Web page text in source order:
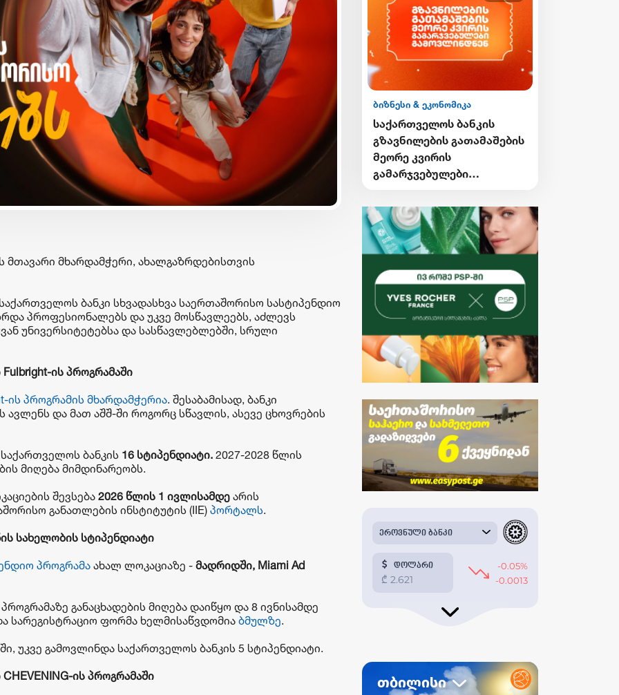
მხარდამჭერი, ახალგაზრდებისთვის
ბანკი სხვადასხვა საერთაშორისო სასტიპენდიო
პროფესიონალებს და უკვე მოსწავლეებს, აძლევს
უნივერსიტეტებსა და სასწავლებლებში, სრული
Fulbright-ის პროგრამაში
ის პროგრამის მხარდამჭერია. შესაბამისად, ბანკი
და მათ აშშ-ში როგორც სწავლის, ასევე ცხოვრების
ბანკის 16 სტიპენდიატი. 2027-2028 წლის
მიღება მიმდინარეობს.
შევსება2026 წლის 1 ივლისამდე არის
განათლების ინსტიტუტის (IIE) პორტალს.
სახელობის სტიპენდიატი
პროგრამაახალ ლოკაციაზე - მადრიდში, Miami Ad
განაცხადების მიღება დაიწყო და 8 ივნისამდე
სარეგისტრაციო ფორმა ხელმისაწვდომია ბმულზე.
უკვე გამოვლინდა საქართველოს ბანკის 5 სტიპენდიატი.
CHEVENING-ის პროგრამაში
ბიზნესი & ეკონომიკა
Wine Square X Lunatic
ერთმანეთის
მხარდასაჭერად | მცირე
ბიზნესის ჯაჭვი
გრძელდება
ბიზნესი & ეკონომიკა
საქართველოს ბანკის
მობილბანკის მორიგი
განახლება - ახალი
შესაძლებლობები
მომხმარებლებისთვის
ბიზნესი & ეკონომიკა
საქართველოს ბანკის
გზავნილების გათამაშების
მეორე კვირის
გამარჯვებულები
ისარგებლებენ